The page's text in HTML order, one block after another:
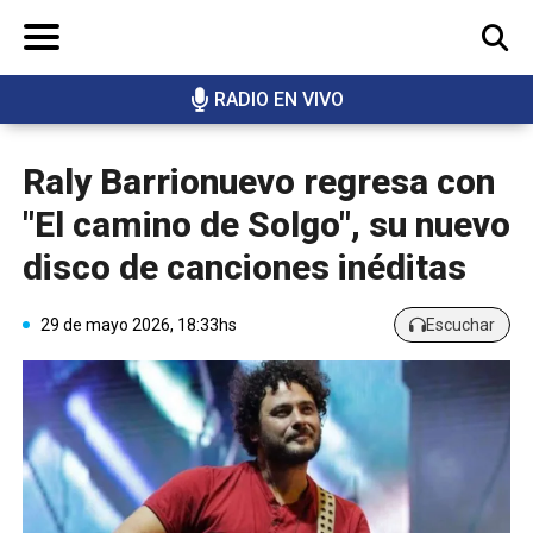
RADIO EN VIVO
BUSCAR
Raly Barrionuevo regresa con
"El camino de Solgo", su nuevo
disco de canciones inéditas
29 de mayo 2026, 18:33hs Escuchar